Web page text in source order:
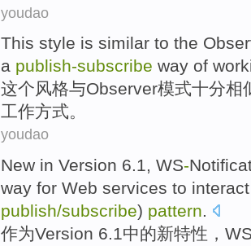
youdao
This style is similar to the
a publish-subscribe way of
这个风格与Observer模式十分相
工作方式。
youdao
New in Version 6.1, WS-
way for Web services to interact
publish/subscribe) pattern.
作为Version 6.1中的新特性，